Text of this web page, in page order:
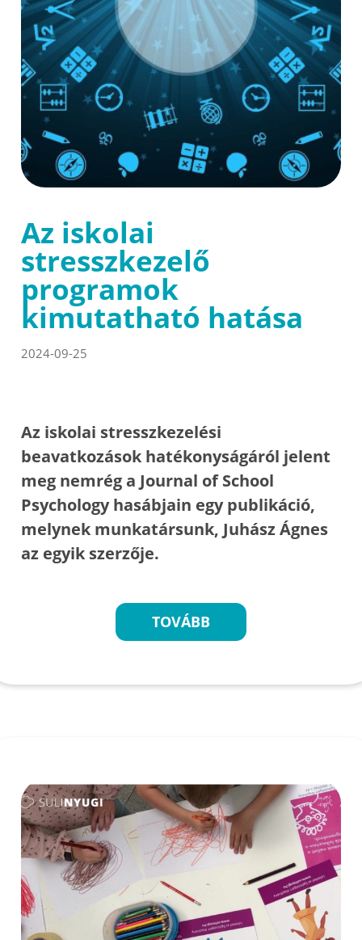
Az iskolai
stresszkezelő
programok
kimutatható hatása
2024-09-25
Az iskolai stresszkezelési
beavatkozások hatékonyságáról jelent
meg nemrég a Journal of School
Psychology hasábjain egy publikáció,
melynek munkatársunk, Juhász Ágnes
az egyik szerzője.
TOVÁBB